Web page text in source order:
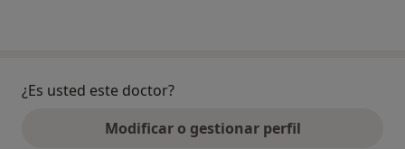
¿Es usted este doctor?
Modificar o gestionar perfil